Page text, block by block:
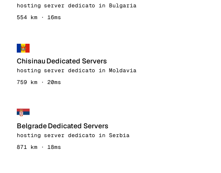
hosting server dedicato in Bulgaria
554 km · 16ms
Chisinau Dedicated Servers
hosting server dedicato in Moldavia
759 km · 20ms
Belgrade Dedicated Servers
hosting server dedicato in Serbia
871 km · 18ms